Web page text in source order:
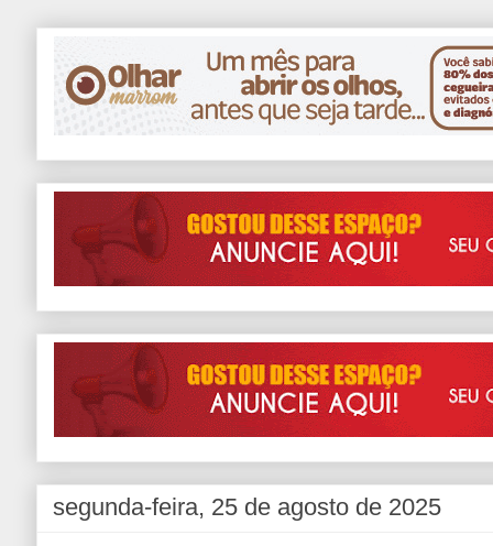
segunda-feira, 25 de agosto de 2025